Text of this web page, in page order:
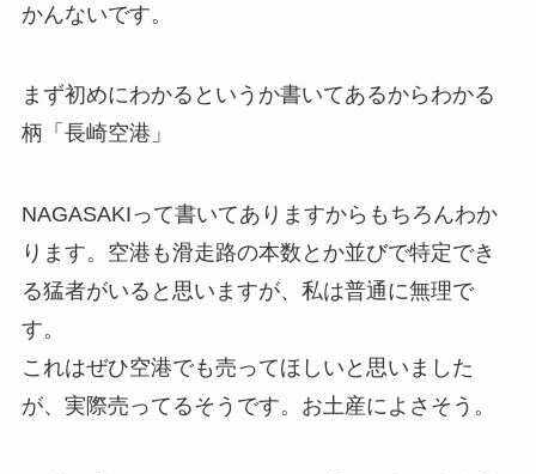
かんないです。
まず初めにわかるというか書いてあるからわかる
柄「長崎空港」
NAGASAKIって書いてありますからもちろんわか
ります。空港も滑走路の本数とか並びで特定でき
る猛者がいると思いますが、私は普通に無理で
す。
これはぜひ空港でも売ってほしいと思いました
が、実際売ってるそうです。お土産によさそう。